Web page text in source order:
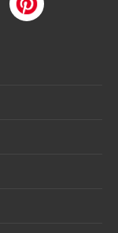
と誘うアートグ
ニアートボック
換対応のお知ら